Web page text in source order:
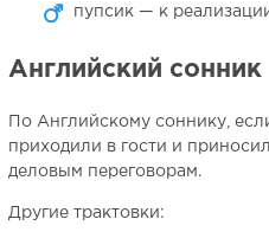
пупсик — к
Английский сонник
По Английскому соннику,
приходили в гости и
деловым переговорам.
Другие трактовки: